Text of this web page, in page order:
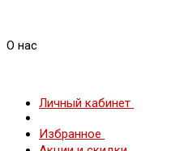
О нас
Личный кабинет
Избранное